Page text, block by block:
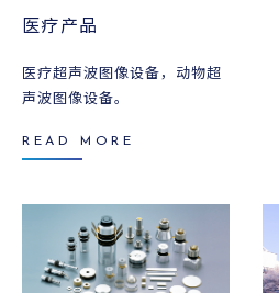
医疗产品
医疗超声波图像设备，动物超
声波图像设备。
READ MORE